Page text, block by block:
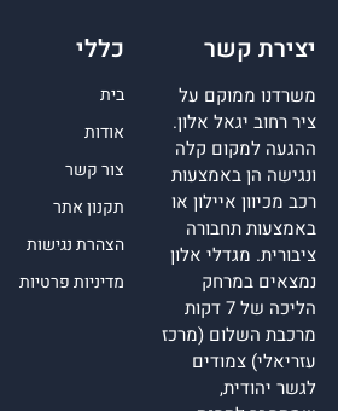
יצירת קשר
משרדנו ממוקם על
ציר רחוב יגאל אלון.
ההגעה למקום קלה
ונגישה הן באמצעות
רכב מכיוון איילון או
באמצעות תחבורה
ציבורית. מגדלי אלון
נמצאים במרחק
הליכה של 7 דקות
מרכבת השלום (מרכז
עזריאלי) צמודים
לגשר יהודית,
כללי
בית
אודות
צור קשר
תקנון אתר
הצהרת נגישות
מדיניות פרטיות